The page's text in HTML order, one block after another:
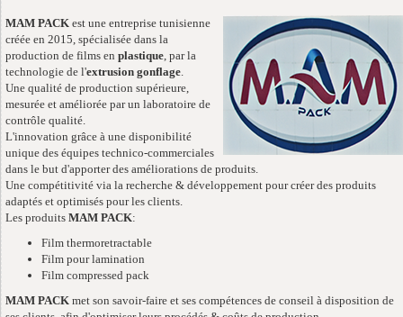
MAM PACK est une entreprise tunisienne
créée en 2015, spécialisée dans la
production de films en plastique, par la
technologie de l'extrusion gonflage.
Une qualité de production supérieure,
mesurée et améliorée par un laboratoire de
contrôle qualité.
L'innovation grâce à une disponibilité
unique des équipes technico-commerciales
dans le but d'apporter des améliorations de produits.
Une compétitivité via la recherche & développement pour créer des produits
adaptés et optimisés pour les clients.
Les produits MAM PACK:
Film thermoretractable
Film pour lamination
Film compressed pack
MAM PACK met son savoir-faire et ses compétences de conseil à disposition de